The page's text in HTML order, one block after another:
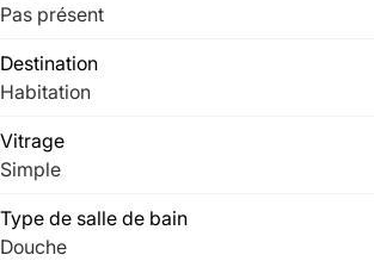
Pas présent
Destination
Habitation
Vitrage
Simple
Type de salle de bain
Douche